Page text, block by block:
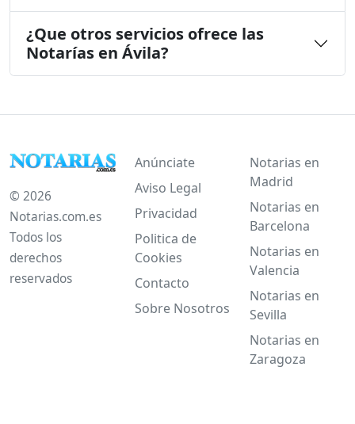
¿Que otros servicios ofrece las
Notarías en Ávila?
© 2026
Notarias.com.es
Todos los
derechos
reservados
Anúnciate
Aviso Legal
Privacidad
Politica de
Cookies
Contacto
Sobre Nosotros
Notarias en
Madrid
Notarias en
Barcelona
Notarias en
Valencia
Notarias en
Sevilla
Notarias en
Zaragoza